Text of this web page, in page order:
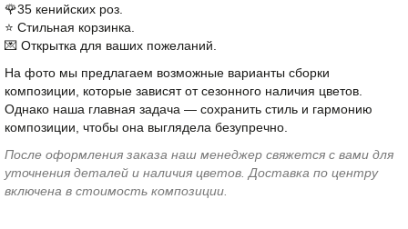
🌹35 кенийских роз.
⭐️ Стильная корзинка.
💌 Открытка для ваших пожеланий.
На фото мы предлагаем возможные варианты сборки
композиции, которые зависят от сезонного наличия цветов.
Однако наша главная задача — сохранить стиль и гармонию
композиции, чтобы она выглядела безупречно.
После оформления заказа наш менеджер свяжется с вами для
уточнения деталей и наличия цветов. Доставка по центру
включена в стоимость композиции.